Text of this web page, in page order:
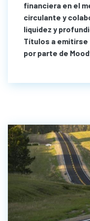
financiera en el
circulante y
liquidez y
Títulos a emitirse
por parte de